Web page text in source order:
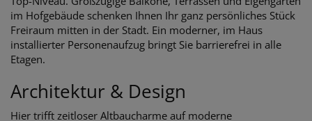
im Hofgebäude schenken Ihnen Ihr ganz persönliches Stück
Freiraum mitten in der Stadt. Ein moderner, im Haus
installierter Personenaufzug bringt Sie barrierefrei in alle
Etagen.
Architektur & Design
Hier trifft zeitloser Altbaucharme auf moderne